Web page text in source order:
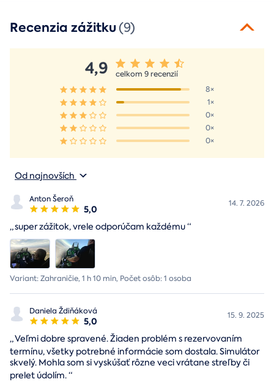
Recenzia zážitku(9)
4,9
celkom 9 recenzií
8×
1×
0×
0×
0×
Od najnovších
Anton Šeroň
5,0 14. 7. 2026
„super zážitok, vrele odporúčam každému“
Variant: Zahraničie, 1 h 10 min, Počet osôb: 1 osoba
Daniela Ždiňáková
5,0 15. 9. 2025
„Veľmi dobre spravené. Žiaden problém s rezervovaním
termínu, všetky potrebné informácie som dostala. Simulátor
skvelý. Mohla som si vyskúšať rôzne veci vrátane streľby či
prelet údolím.“